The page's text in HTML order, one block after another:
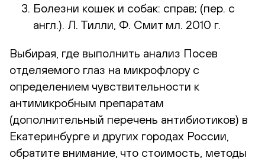
Болезни кошек и собак: справ; (пер. с
англ.). Л. Тилли, Ф. Смит мл. 2010 г.
Выбирая, где выполнить анализ Посев
отделяемого глаз на микрофлору с
определением чувствительности к
антимикробным препаратам
(дополнительный перечень антибиотиков) в
Екатеринбурге и других городах России,
обратите внимание, что стоимость, методы